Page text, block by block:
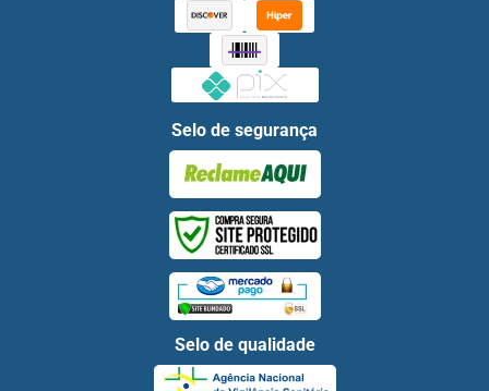
Selo de segurança
Selo de qualidade